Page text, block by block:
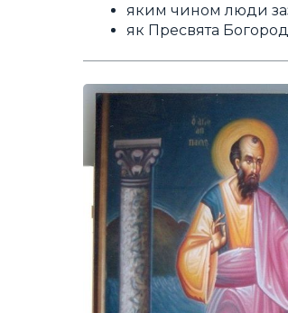
яким чином люди
як Пресвята